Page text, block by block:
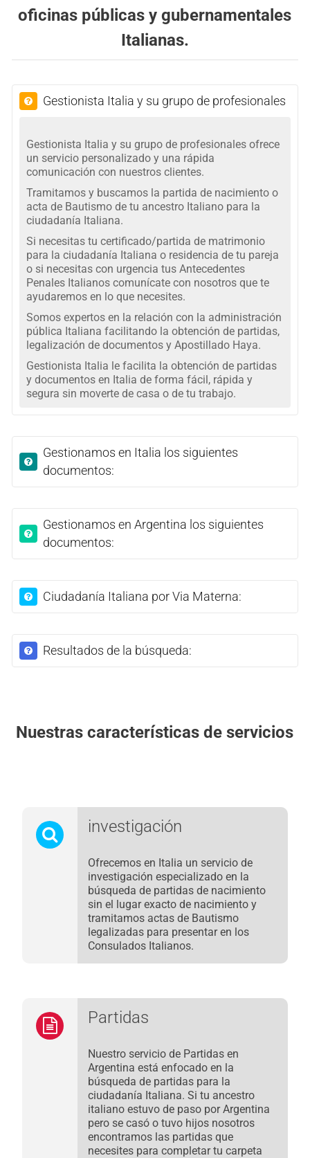
oficinas públicas y gubernamentales
Italianas.
Gestionista Italia y su grupo de profesionales
Gestionista Italia y su grupo de profesionales ofrece
un servicio personalizado y una rápida
comunicación con nuestros clientes.
Tramitamos y buscamos la partida de nacimiento o
acta de Bautismo de tu ancestro Italiano para la
ciudadanía Italiana.
Si necesitas tu certificado/partida de matrimonio
para la ciudadanía Italiana o residencia de tu pareja
o si necesitas con urgencia tus Antecedentes
Penales Italianos comunícate con nosotros que te
ayudaremos en lo que necesites.
Somos expertos en la relación con la administración
pública Italiana facilitando la obtención de partidas,
legalización de documentos y Apostillado Haya.
Gestionista Italia le facilita la obtención de partidas
y documentos en Italia de forma fácil, rápida y
segura sin moverte de casa o de tu trabajo.
Gestionamos en Italia los siguientes
documentos:
Gestionamos en Argentina los siguientes
documentos:
Ciudadanía Italiana por Via Materna:
Resultados de la búsqueda:
Nuestras características de servicios
investigación
Ofrecemos en Italia un servicio de
investigación especializado en la
búsqueda de partidas de nacimiento
sin el lugar exacto de nacimiento y
tramitamos actas de Bautismo
legalizadas para presentar en los
Consulados Italianos.
Partidas
Nuestro servicio de Partidas en
Argentina está enfocado en la
búsqueda de partidas para la
ciudadanía Italiana. Si tu ancestro
italiano estuvo de paso por Argentina
pero se casó o tuvo hijos nosotros
encontramos las partidas que
necesites para completar tu carpeta